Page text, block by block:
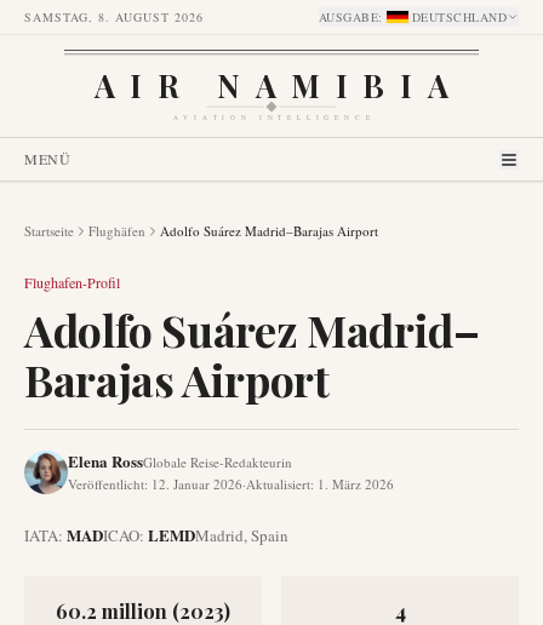
SAMSTAG, 8. AUGUST 2026 AUSGABE: DEUTSCHLAND
AIR NAMIBIA
AVIATION INTELLIGENCE
MENÜ
Startseite Flughäfen Adolfo Suárez Madrid–Barajas Airport
Flughafen-Profil
Adolfo Suárez Madrid–
Barajas Airport
Elena RossGlobale Reise-Redakteurin
Veröffentlicht: 12. Januar 2026·Aktualisiert: 1. März 2026
IATA: MADICAO: LEMDMadrid,Spain
60.2 million (2023) 4